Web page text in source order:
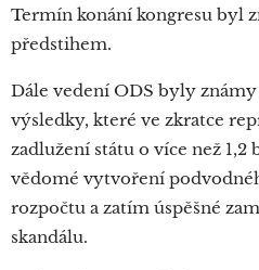
Termín konání kongresu byl
předstihem.
Dále vedení ODS byly
výsledky, které ve zkratce
zadlužení státu o více než
vědomé vytvoření
rozpočtu a zatím úspěšné
skandálu.